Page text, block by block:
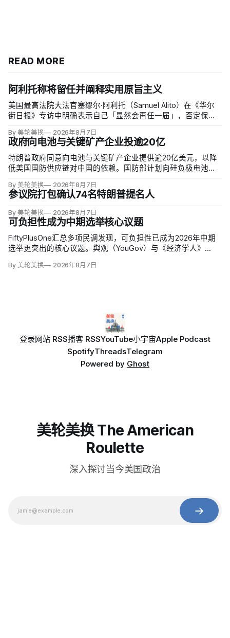
READ MORE
阿利托称将留任并阐释实用原旨主义
美国最高法院大法官塞缪尔·阿利托（Samuel Alito）在《华尔
街日报》专访中明确表示自己「显然会再任一届」，否定保守
者的呼声。76岁的阿利托称这类催退提醒他生命有限，却也暗
含法官可以互换的误解。
By 美轮美换 2026年8月7日
政府向电池与关键矿产企业投逾20亿
特朗普政府同意向电池与关键矿产企业提供逾20亿美元，以降
低美国国防供应链对中国的依赖。国防部计划向硅负极电池公
开采钪的日出能源金属公司（Sunrise Energy Metals）提供4亿
美元贷款，美…
By 美轮美换 2026年8月7日
参议院打包确认74名特朗普提名人
By 美轮美换 2026年8月7日
可负担性成为中期选举核心议题
FiftyPlusOne汇总多项民调发现，可负担性已成为2026年中期
选举更突出的核心议题。舆观（YouGov）与《经济学人》
题的美国人，从2024年10月的24%升至今年5月的30%，本周进
By 美轮美换 2026年8月7日
登录网站 RSS播客 RSSYouTube小宇宙Apple Podcast
SpotifyThreadsTelegram
Powered by Ghost
美轮美换 The American
Roulette
深入探讨当今美国政治